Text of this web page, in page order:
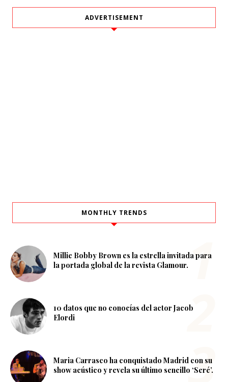
ADVERTISEMENT
MONTHLY TRENDS
Millie Bobby Brown es la estrella invitada para
la portada global de la revista Glamour.
10 datos que no conocías del actor Jacob
Elordi
Maria Carrasco ha conquistado Madrid con su
show acústico y revela su último sencillo ‘Seré’.